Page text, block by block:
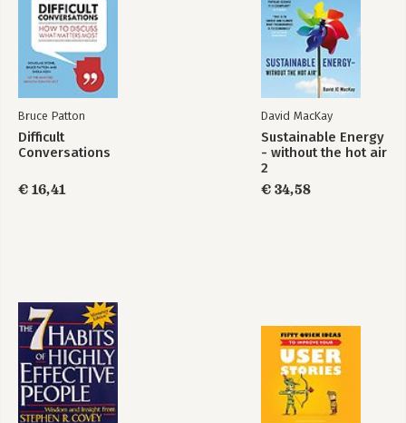
Bekijk alle boeken
Feedback is een
11 Stuur het gesprek
12 Aan de slag
13 Samen eraan trekken
Woord van dank
Over de auteurs
Noten
Bruce Patton
Difficult
Conversations
€ 16,41
David MacKay
Sustainable Energy
- without the hot air
2
€ 34,58